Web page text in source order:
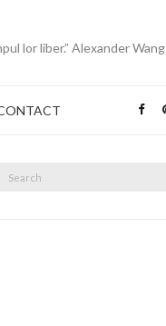
lor liber.” Alexander Wang